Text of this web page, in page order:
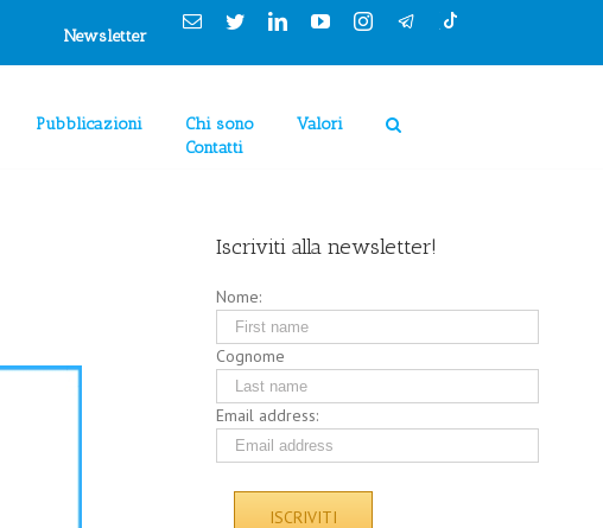
EmailTwitterLinkedinYouTubeInstagram
Newsletter
Pubblicazioni
Chi sono
Contatti
Valori
Iscriviti alla newsletter!
Nome:
Cognome
Email address:
Cookies Policy